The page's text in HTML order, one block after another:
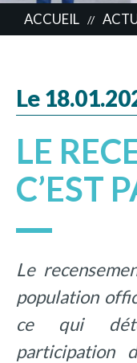
ACCUEIL //
Le
LE
C’EST
Le
population
ce qui
participation